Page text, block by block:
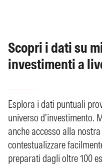
Scopri i dati su
investimenti a
Esplora i dati puntuali
universo d’investimento.
anche accesso alla
contestualizzare
preparati dagli oltre 100